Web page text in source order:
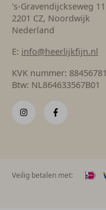
's-Gravendijckseweg 11
2201 CZ, Noordwijk
Nederland
E: info@heerlijkfijn.nl
KVK nummer: 88456781
Btw: NL864633567B01
Veilig betalen met: